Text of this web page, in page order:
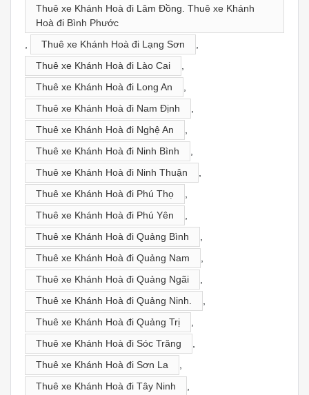
Thuê xe Khánh Hoà đi Lâm Đồng. Thuê xe Khánh
Hoà đi Bình Phước
,
Thuê xe Khánh Hoà đi Lạng Sơn
,
Thuê xe Khánh Hoà đi Lào Cai
,
Thuê xe Khánh Hoà đi Long An
,
Thuê xe Khánh Hoà đi Nam Định
,
Thuê xe Khánh Hoà đi Nghệ An
,
Thuê xe Khánh Hoà đi Ninh Bình
,
Thuê xe Khánh Hoà đi Ninh Thuận
,
Thuê xe Khánh Hoà đi Phú Thọ
,
Thuê xe Khánh Hoà đi Phú Yên
,
Thuê xe Khánh Hoà đi Quảng Bình
,
Thuê xe Khánh Hoà đi Quảng Nam
,
Thuê xe Khánh Hoà đi Quảng Ngãi
,
Thuê xe Khánh Hoà đi Quảng Ninh.
,
Thuê xe Khánh Hoà đi Quảng Trị
,
Thuê xe Khánh Hoà đi Sóc Trăng
,
Thuê xe Khánh Hoà đi Sơn La
,
Thuê xe Khánh Hoà đi Tây Ninh
,